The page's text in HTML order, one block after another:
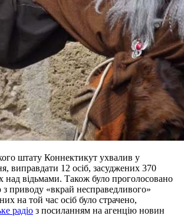
штату Коннектикут ухвалив у
виправдати 12 осіб, засуджених 370
над відьмами. Також було проголосовано
приводу «вкрай несправедливого»
на той час осіб було страчено,
радіо з посиланням на агенцію новин